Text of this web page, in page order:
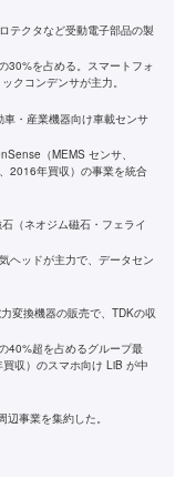
テクタなど受動電子部品の製
30%を占める。スマートフォ
クコンデンサが主力。
・産業機器向け車載センサ
（MEMS センサ、
2016年買収）の事業を統合
（ネオジム磁石・フェライ
ヘッドが主力で、データセン
変換機器の販売で、TDKの収
40%超を占めるグループ最
収）のスマホ向け LiB が中
事業を集約した。